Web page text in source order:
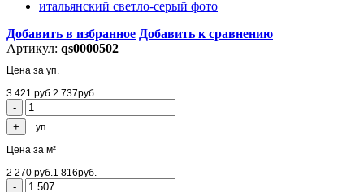
Добавить в избранное Добавить к сравнению
Артикул: qs0000502
Цена за уп.
3 421 руб.2 737руб.
уп.
Цена за м²
2 270 руб.1 816руб.